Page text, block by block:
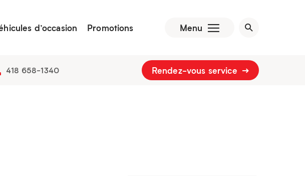
d’occasion Promotions Menu
418 658-1340 Rendez-vous service